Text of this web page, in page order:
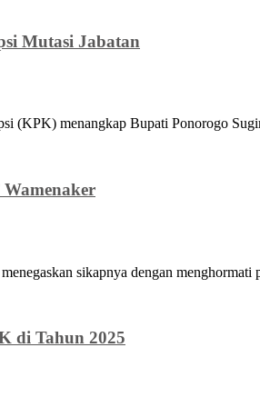
Mutasi Jabatan
(KPK) menangkap Bupati Ponorogo
sikapnya dengan
di Tahun 2025